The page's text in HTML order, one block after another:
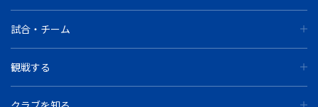
試合・チーム
観戦する